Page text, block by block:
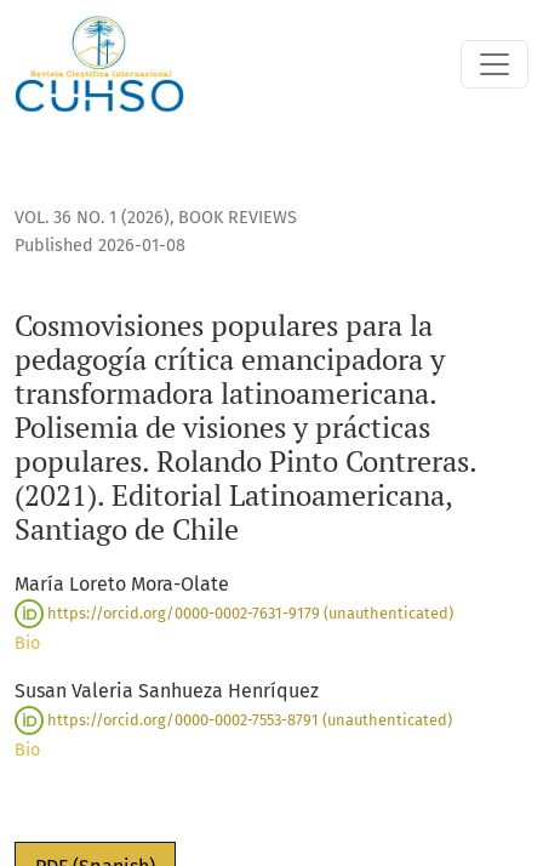
Cosmovisiones populares para la pedagogía crítica
VOL. 36 NO. 1 (2026), BOOK REVIEWS
Cosmovisiones populares para la
pedagogía crítica emancipadora y
transformadora latinoamericana.
Polisemia de visiones y prácticas
populares. Rolando Pinto Contreras.
(2021). Editorial Latinoamericana,
Santiago de Chile
Published 2026-01-08
María Loreto Mora-Olate
https://orcid.org/0000-0002-7631-9179 (unauthenticated)
Bio
Susan Valeria Sanhueza Henríquez
https://orcid.org/0000-0002-7553-8791 (unauthenticated)
Bio